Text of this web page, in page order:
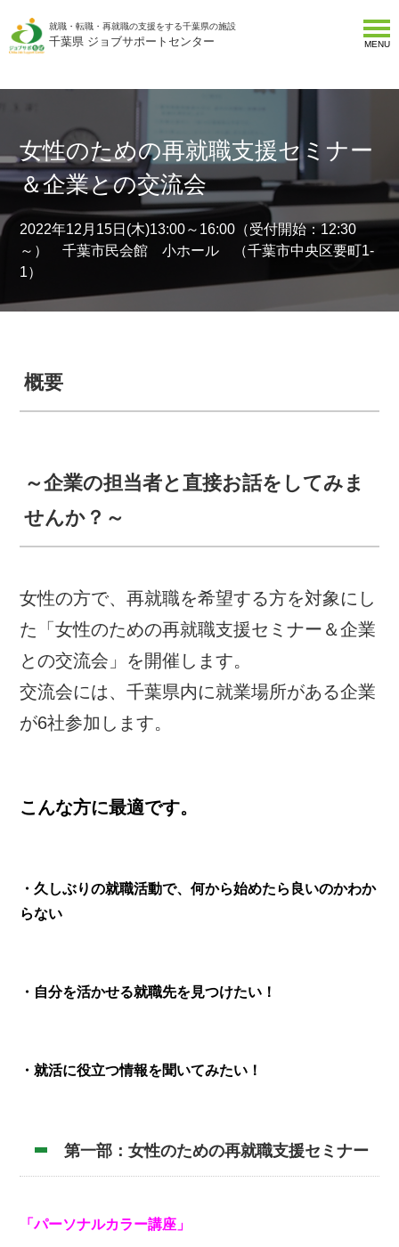
就職・転職・再就職の支援をする千葉県の施設
千葉県 ジョブサポートセンター MENU
女性のための再就職支援セミナー
＆企業との交流会
2022年12月15日(木)13:00～16:00（受付開始：12:30
～） 千葉市民会館 小ホール （千葉市中央区要町1-
1）
概要
～企業の担当者と直接お話をしてみま
せんか？～
女性の方で、再就職を希望する方を対象にし
た「女性のための再就職支援セミナー＆企業
との交流会」を開催します。
交流会には、千葉県内に就業場所がある企業
が6社参加します。
こんな方に最適です。
・久しぶりの就職活動で、何から始めたら良いのかわか
らない
・自分を活かせる就職先を見つけたい！
・就活に役立つ情報を聞いてみたい！
第一部：女性のための再就職支援セミナー
「パーソナルカラー講座」